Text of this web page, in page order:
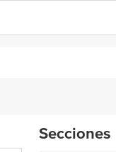
Secciones